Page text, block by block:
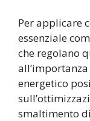
Per applicare
essenziale
che regolano
energetico
smaltimento